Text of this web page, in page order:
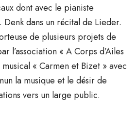
dont avec le pianiste
Denk dans un récital de Lieder.
de plusieurs projets de
l’association « A Corps d’Ailes
« Carmen et Bizet » avec
la musique et le désir de
vers un large public.